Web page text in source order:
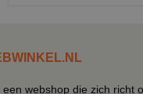
een webshop die zich richt